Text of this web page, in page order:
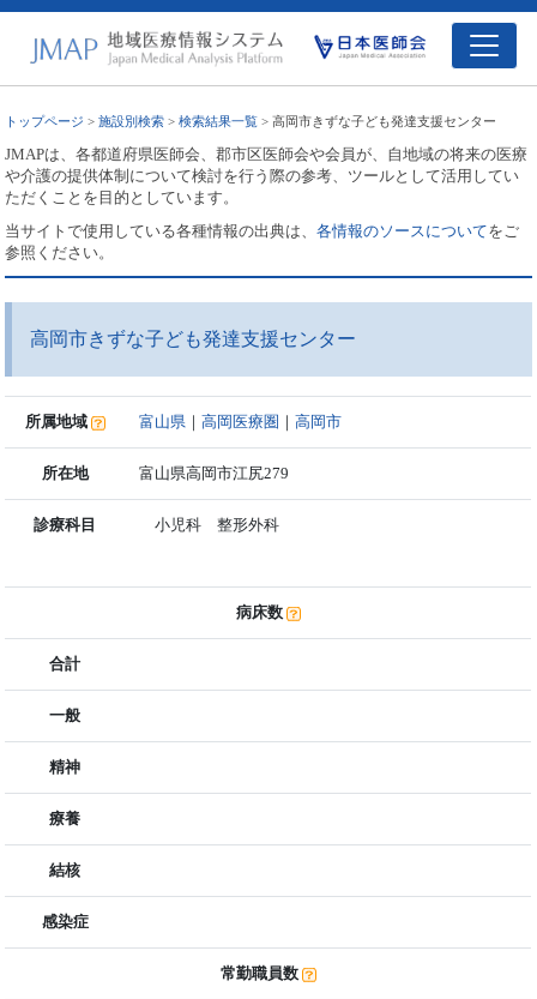
トップページ >施設別検索 >検索結果一覧 > 高岡市きずな子ども発達支援センター
JMAPは、各都道府県医師会、郡市区医師会や会員が、自地域の将来の医療
や介護の提供体制について検討を行う際の参考、ツールとして活用してい
ただくことを目的としています。
当サイトで使用している各種情報の出典は、各情報のソースについてをご
参照ください。
高岡市きずな子ども発達支援センター
所属地域 富山県 ｜高岡医療圏 ｜高岡市
所在地 富山県高岡市江尻279
診療科目 小児科 整形外科
病床数
合計
一般
精神
療養
結核
感染症
常勤職員数